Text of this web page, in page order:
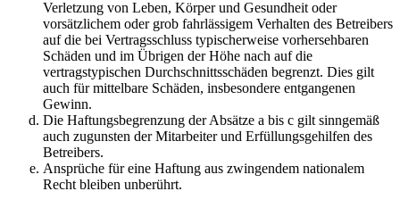
Verletzung von Leben, Körper und Gesundheit oder
vorsätzlichem oder grob fahrlässigem Verhalten des Betreibers
auf die bei Vertragsschluss typischerweise vorhersehbaren
Schäden und im Übrigen der Höhe nach auf die
vertragstypischen Durchschnittsschäden begrenzt. Dies gilt
auch für mittelbare Schäden, insbesondere entgangenen
Gewinn.
Die Haftungsbegrenzung der Absätze a bis c gilt sinngemäß
auch zugunsten der Mitarbeiter und Erfüllungsgehilfen des
Betreibers.
Ansprüche für eine Haftung aus zwingendem nationalem
Recht bleiben unberührt.